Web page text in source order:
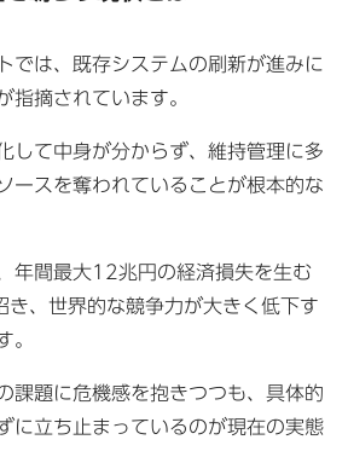
では、既存システムの刷新が進みに
指摘されています。
して中身が分からず、維持管理に多
ースを奪われていることが根本的な
年間最大12兆円の経済損失を生む
き、世界的な競争力が大きく低下す
。
課題に危機感を抱きつつも、具体的
に立ち止まっているのが現在の実態